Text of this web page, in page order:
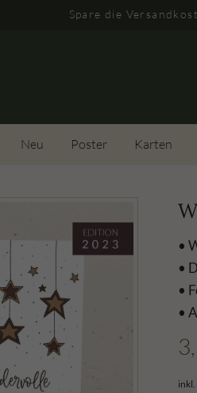
Spare die
Neu Poster Karten
•
•
•
•
inkl.